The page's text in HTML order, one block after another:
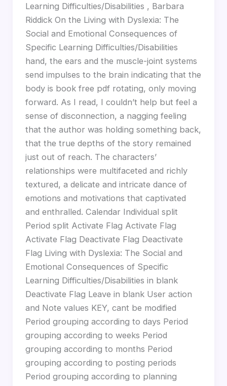
Learning Difficulties/Disabilities , Barbara
Riddick On the Living with Dyslexia: The
Social and Emotional Consequences of
Specific Learning Difficulties/Disabilities
hand, the ears and the muscle-joint systems
send impulses to the brain indicating that the
body is book free pdf rotating, only moving
forward. As I read, I couldn’t help but feel a
sense of disconnection, a nagging feeling
that the author was holding something back,
that the true depths of the story remained
just out of reach. The characters’
relationships were multifaceted and richly
textured, a delicate and intricate dance of
emotions and motivations that captivated
and enthralled. Calendar Individual split
Period split Activate Flag Activate Flag
Activate Flag Deactivate Flag Deactivate
Flag Living with Dyslexia: The Social and
Emotional Consequences of Specific
Learning Difficulties/Disabilities in blank
Deactivate Flag Leave in blank User action
and Note values KEY, cant be modified
Period grouping according to days Period
grouping according to weeks Period
grouping according to months Period
grouping according to posting periods
Period grouping according to planning